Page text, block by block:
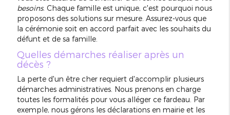
besoins. Chaque famille est unique, c'est pourquoi nous
proposons des solutions sur mesure. Assurez-vous que
la cérémonie soit en accord parfait avec les souhaits du
défunt et de sa famille.
Quelles démarches réaliser après un
décès ?
La perte d'un être cher requiert d'accomplir plusieurs
démarches administratives. Nous prenons en charge
toutes les formalités pour vous alléger ce fardeau. Par
exemple, nous gérons les déclarations en mairie et les